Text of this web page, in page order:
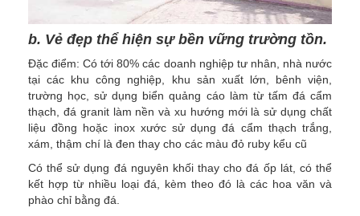
b. Vẻ đẹp thể hiện sự bền vững trường tồn.
Đặc điểm: Có tới 80% các doanh nghiệp tư nhân, nhà nước
tại các khu công nghiệp, khu sản xuất lớn, bênh viện,
trường học, sử dụng biển quảng cáo làm từ tấm đá cẩm
thạch, đá granit làm nền và xu hướng mới là sử dụng chất
liệu đồng hoặc inox xước sử dụng đá cẩm thạch trắng,
xám, thậm chí là đen thay cho các màu đỏ ruby kểu cũ
Có thể sử dụng đá nguyên khối thay cho đá ốp lát, có thể
kết hợp từ nhiều loại đá, kèm theo đó là các hoa văn và
phào chỉ bằng đá.